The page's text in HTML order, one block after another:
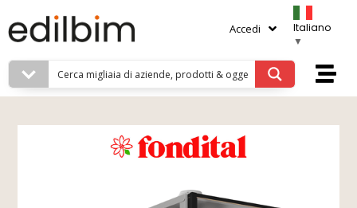
Accedi
Italiano
▼